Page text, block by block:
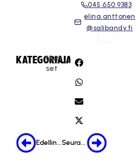
045 650 9383
elina.anttonen
@salibandy.fi
KATEGORIA:
Uuti
set
JAA:
Edellinen Seuraava